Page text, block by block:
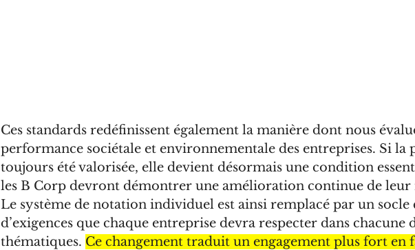
Ces standards redéfinissent également la manière dont nous
performance sociétale et environnementale des entreprises. Si la
toujours été valorisée, elle devient désormais une condition
les B Corp devront démontrer une amélioration continue de leur
Le système de notation individuel est ainsi remplacé par un
d’exigences que chaque entreprise devra respecter dans chacune
thématiques. Ce changement traduit un engagement plus fort en